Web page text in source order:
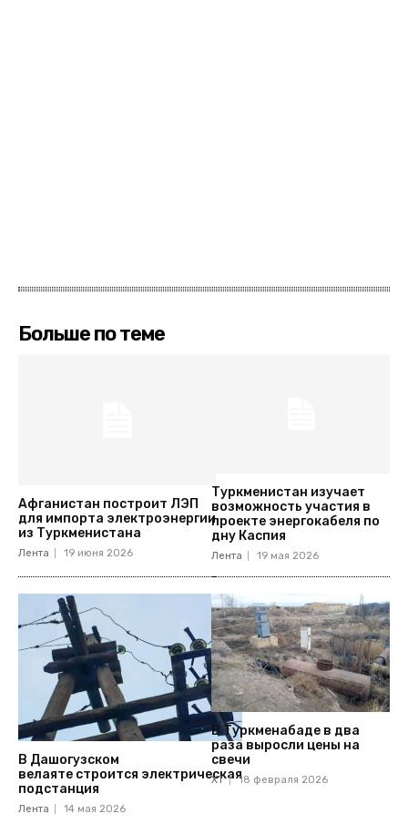
Больше по теме
Афганистан построит ЛЭП
для импорта электроэнергии
из Туркменистана
Лента 19 июня 2026
Туркменистан изучает
возможность участия в
проекте энергокабеля по
дну Каспия
Лента 19 мая 2026
В Дашогузском
велаяте строится электрическая
подстанция
Лента 14 мая 2026
В Туркменабаде в два
раза выросли цены на
свечи
ХТ 18 февраля 2026